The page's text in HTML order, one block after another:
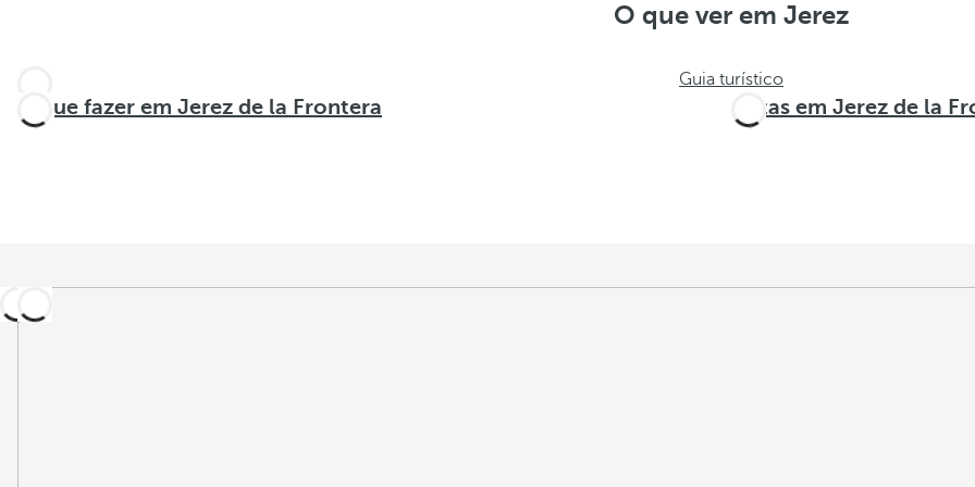
O que ver em Jerez
Guia turístico
O que fazer em Jerez de la Frontera Rotas em Jerez de la